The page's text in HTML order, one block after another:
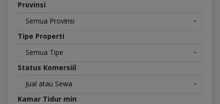
Provinsi
Semua Provinsi
Tipe Properti
Semua Tipe
Status Komersiil
Jual atau Sewa
Kamar Tidur min